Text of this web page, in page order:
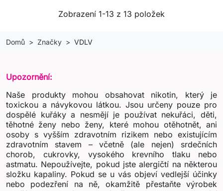
Zobrazení 1-13 z 13 položek
Domů Značky VDLV
Upozornění:
Naše produkty mohou obsahovat nikotin, který je
toxickou a návykovou látkou. Jsou určeny pouze pro
dospělé kuřáky a nesmějí je používat nekuřáci, děti,
těhotné ženy nebo ženy, které mohou otěhotnět, ani
osoby s vyšším zdravotním rizikem nebo existujícím
zdravotním stavem – včetně (ale nejen) srdečních
chorob, cukrovky, vysokého krevního tlaku nebo
astmatu. Nepoužívejte, pokud jste alergičtí na některou
složku kapaliny. Pokud se u vás objeví vedlejší účinky
nebo podezření na ně, okamžitě přestaňte výrobek